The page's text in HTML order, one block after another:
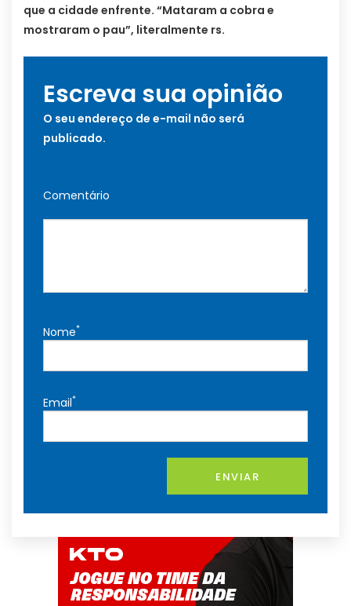
que a cidade enfrente. “Mataram a cobra e
mostraram o pau”, literalmente rs.
Escreva sua opinião
O seu endereço de e-mail não será
publicado.
Comentário
Nome*
Email*
ENVIAR